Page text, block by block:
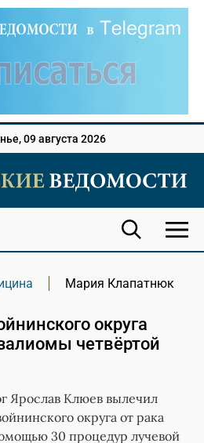
09 августа 2026
Мария Клапатнюк
округа
четвёртой
Ярослав Клюев вылечил
округа от рака
30 процедур лучевой